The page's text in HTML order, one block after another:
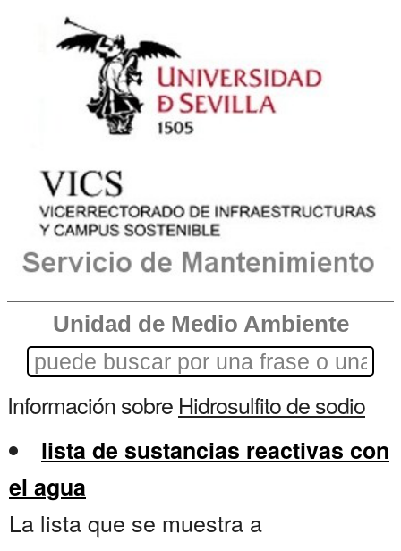
Unidad de Medio Ambiente
Información sobre Hidrosulfito de sodio
lista de sustancias reactivas con
el agua
La lista que se muestra a